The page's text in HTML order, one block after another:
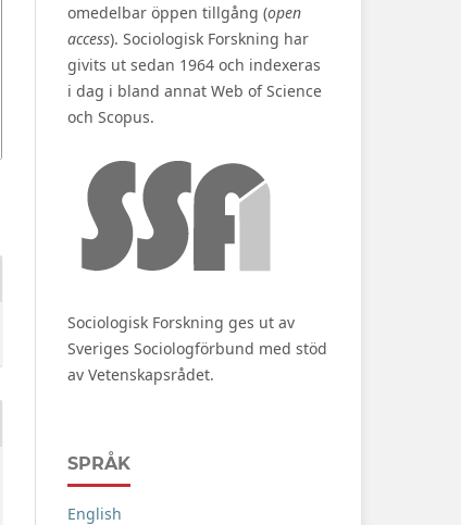
omedelbar öppen tillgång (open
access). Sociologisk Forskning har
givits ut sedan 1964 och indexeras
i dag i bland annat Web of Science
och Scopus.
Sociologisk Forskning ges ut av
Sveriges Sociologförbund med stöd
av Vetenskapsrådet.
SPRÅK
English